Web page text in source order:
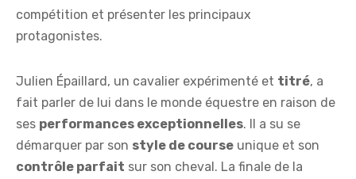
compétition et présenter les principaux
protagonistes.
Julien Épaillard, un cavalier expérimenté et titré, a
fait parler de lui dans le monde équestre en raison de
ses performances exceptionnelles. Il a su se
démarquer par son style de course unique et son
contrôle parfait sur son cheval. La finale de la